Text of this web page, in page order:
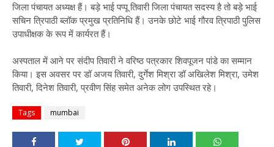
जिला पंचायत अध्यक्ष हैं। बड़े भाई पप्पू तिवारी जिला पंचायत सदस्य है तो बड़े भाई
सचिन त्रिपाठी ब्लॉक प्रमुख प्रतिनिधि हैं। उनके छोटे भाई गौरव त्रिपाठी पुलिस
उपाधीक्षक के रूप में कार्यरत हैं।
अस्पताल में आने पर संदीप तिवारी ने वरिष्ठ पत्रकार शिवपूजन पांडे का सम्मान
किया। इस अवसर पर डॉ अजय तिवारी, दुर्गेश मिश्रा डॉ अखिलेश मिश्रा, उमेश
तिवारी, दिनेश तिवारी, प्रवीण सिंह समेत अनेक लोग उपस्थित रहे।
Tags mumbai